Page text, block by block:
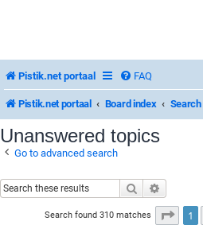
Pistik.net portaal FAQ
Pistik.net portaal Board index Search
Unanswered topics
Go to advanced search
Search
Search found 310 matches Page
1